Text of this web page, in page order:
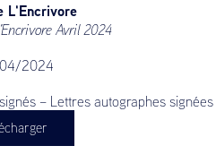
L'Encrivore
Avril 2024
2024
– Lettres autographes signées